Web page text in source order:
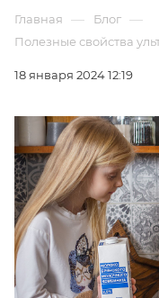
Главная — Блог —
Полезные свойства
18 января 2024 12:19